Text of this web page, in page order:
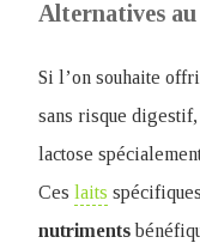
Alternatives
Si l’on souhaite
sans risque
lactose
Ces laits
nutriments